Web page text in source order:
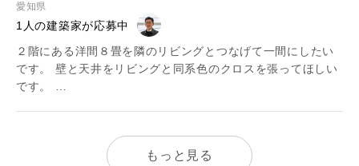
愛知県
1人の建築家が応募中
２階にある洋間８畳を隣のリビングとつなげて一間にしたい
です。 壁と天井をリビングと同系色のクロスを張ってほしい
です。 …
もっと見る